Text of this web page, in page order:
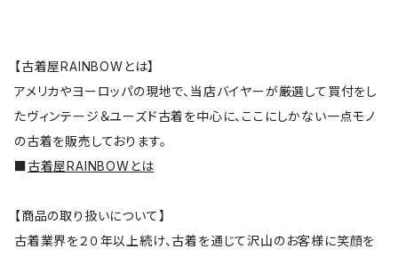
【古着屋RAINBOWとは】
アメリカやヨーロッパの現地で、当店バイヤーが厳選して買付をし
たヴィンテージ＆ユーズド古着を中心に、ここにしかない一点モノ
の古着を販売しております。
■古着屋RAINBOWとは
【商品の取り扱いについて】
古着業界を２０年以上続け、古着を通じて沢山のお客様に笑顔を